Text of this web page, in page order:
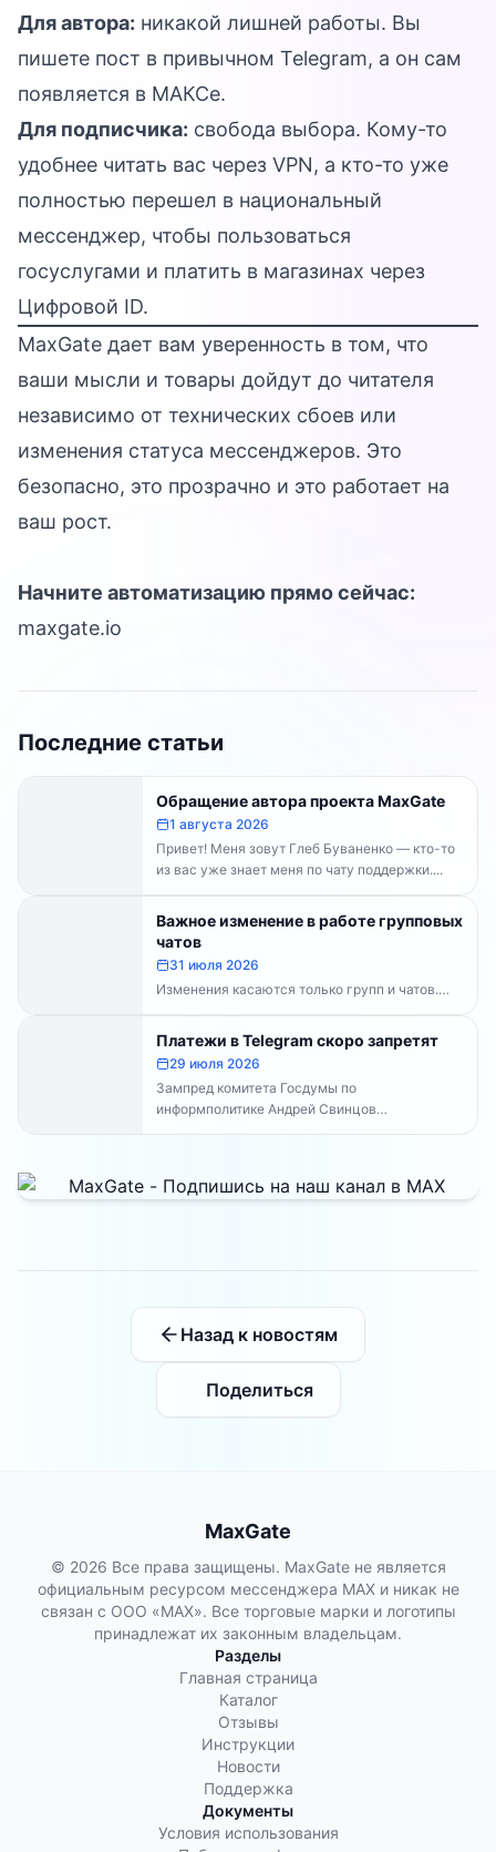
Для автора: никакой лишней работы. Вы
пишете пост в привычном Telegram, а он сам
появляется в МАКСе.
Для подписчика: свобода выбора. Кому-то
удобнее читать вас через VPN, а кто-то уже
полностью перешел в национальный
мессенджер, чтобы пользоваться
госуслугами и платить в магазинах через
Цифровой ID.
MaxGate дает вам уверенность в том, что
ваши мысли и товары дойдут до читателя
независимо от технических сбоев или
изменения статуса мессенджеров. Это
безопасно, это прозрачно и это работает на
ваш рост.
Начните автоматизацию прямо сейчас:
maxgate.io
Последние статьи
Обращение автора проекта MaxGate
1 августа 2026
Привет! Меня зовут Глеб Буваненко — кто-то
из вас уже знает меня по чату поддержки....
Важное изменение в работе групповых
чатов
31 июля 2026
Изменения касаются только групп и чатов.
Каналы работают в прежнем режиме —
владельцам каналов делать...
Платежи в Telegram скоро запретят
29 июля 2026
Зампред комитета Госдумы по
информполитике Андрей Свинцов
рекомендовал россиянам временно
Назад к новостям
Поделиться
MaxGate
© 2026 Все права защищены. MaxGate не является
официальным ресурсом мессенджера MAX и никак не
связан с ООО «МАХ». Все торговые марки и логотипы
принадлежат их законным владельцам.
Разделы
Главная страница
Каталог
Отзывы
Инструкции
Новости
Поддержка
Документы
Условия использования